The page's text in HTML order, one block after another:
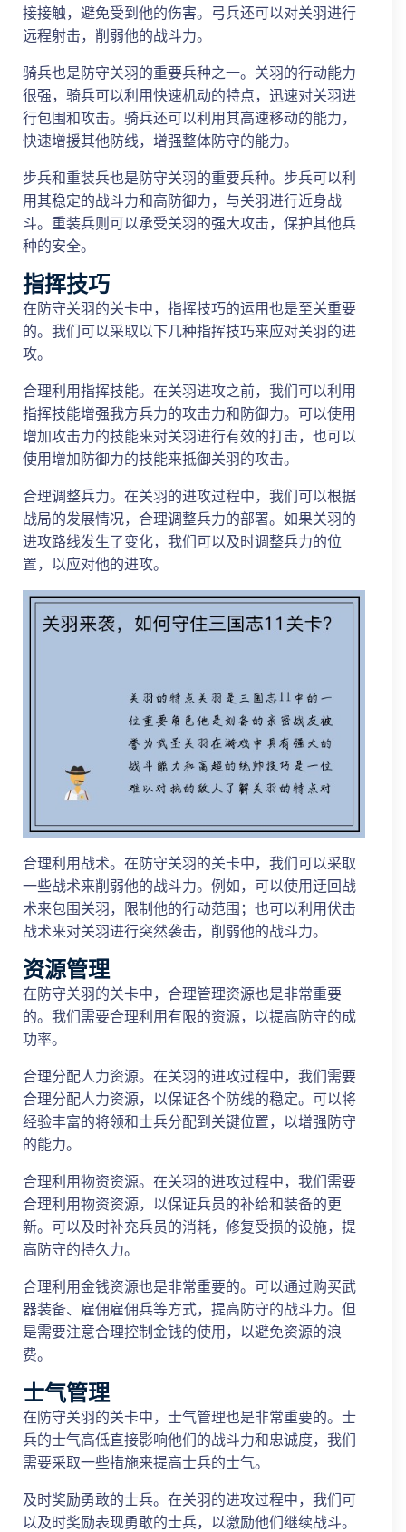
接接触，避免受到他的伤害。弓兵还可以对关羽进行
远程射击，削弱他的战斗力。
骑兵也是防守关羽的重要兵种之一。关羽的行动能力
很强，骑兵可以利用快速机动的特点，迅速对关羽进
行包围和攻击。骑兵还可以利用其高速移动的能力，
快速增援其他防线，增强整体防守的能力。
步兵和重装兵也是防守关羽的重要兵种。步兵可以利
用其稳定的战斗力和高防御力，与关羽进行近身战
斗。重装兵则可以承受关羽的强大攻击，保护其他兵
种的安全。
指挥技巧
在防守关羽的关卡中，指挥技巧的运用也是至关重要
的。我们可以采取以下几种指挥技巧来应对关羽的进
攻。
合理利用指挥技能。在关羽进攻之前，我们可以利用
指挥技能增强我方兵力的攻击力和防御力。可以使用
增加攻击力的技能来对关羽进行有效的打击，也可以
使用增加防御力的技能来抵御关羽的攻击。
合理调整兵力。在关羽的进攻过程中，我们可以根据
战局的发展情况，合理调整兵力的部署。如果关羽的
进攻路线发生了变化，我们可以及时调整兵力的位
置，以应对他的进攻。
合理利用战术。在防守关羽的关卡中，我们可以采取
一些战术来削弱他的战斗力。例如，可以使用迂回战
术来包围关羽，限制他的行动范围；也可以利用伏击
战术来对关羽进行突然袭击，削弱他的战斗力。
资源管理
在防守关羽的关卡中，合理管理资源也是非常重要
的。我们需要合理利用有限的资源，以提高防守的成
功率。
合理分配人力资源。在关羽的进攻过程中，我们需要
合理分配人力资源，以保证各个防线的稳定。可以将
经验丰富的将领和士兵分配到关键位置，以增强防守
的能力。
合理利用物资资源。在关羽的进攻过程中，我们需要
合理利用物资资源，以保证兵员的补给和装备的更
新。可以及时补充兵员的消耗，修复受损的设施，提
高防守的持久力。
合理利用金钱资源也是非常重要的。可以通过购买武
器装备、雇佣雇佣兵等方式，提高防守的战斗力。但
是需要注意合理控制金钱的使用，以避免资源的浪
费。
士气管理
在防守关羽的关卡中，士气管理也是非常重要的。士
兵的士气高低直接影响他们的战斗力和忠诚度，我们
需要采取一些措施来提高士兵的士气。
及时奖励勇敢的士兵。在关羽的进攻过程中，我们可
以及时奖励表现勇敢的士兵，以激励他们继续战斗。